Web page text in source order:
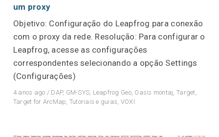
um proxy
Objetivo: Configuração do Leapfrog para conexão
com o proxy da rede. Resolução: Para configurar o
Leapfrog, acesse as configurações
correspondentes selecionando a opção Settings
(Configurações)
4 anos ago / DAP, GM-SYS, Leapfrog Geo, Oasis montaj, Target,
Target for ArcMap, Tutoriais e guias, VOXI